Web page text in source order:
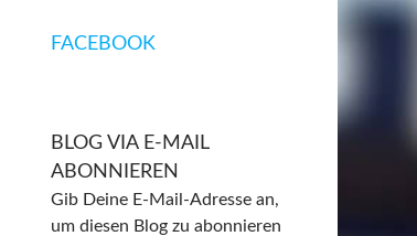
FACEBOOK
BLOG VIA E-MAIL
ABONNIEREN
Gib Deine E-Mail-Adresse an,
um diesen Blog zu abonnieren